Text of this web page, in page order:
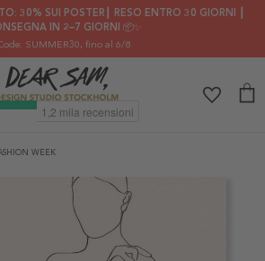
30% SUI POSTER┃ RESO ENTRO 30 GIORNI ┃
IN 2–7 GIORNI 📦✨
SUMMER30, fino al 6/8
WEEK